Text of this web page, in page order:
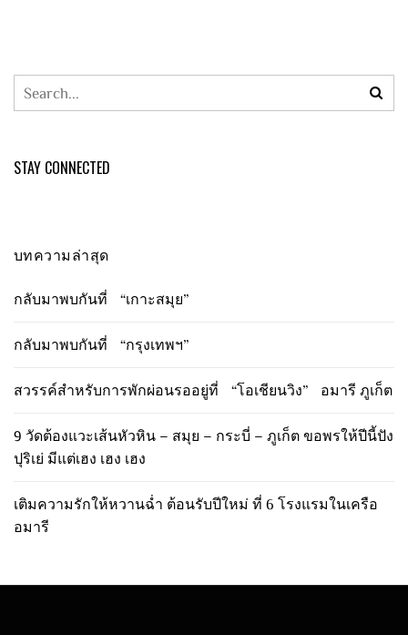
STAY CONNECTED
บทความล่าสุด
กลับมาพบกันที่ “เกาะสมุย”
กลับมาพบกันที่ “กรุงเทพฯ”
สวรรค์สำหรับการพักผ่อนรออยู่ที่ “โอเชียนวิง” อมารี ภูเก็ต
9 วัดต้องแวะเส้นหัวหิน – สมุย – กระบี่ – ภูเก็ต ขอพรให้ปีนี้ปัง
ปุริเย่ มีแต่เฮง เฮง เฮง
เติมความรักให้หวานฉ่ำ ต้อนรับปีใหม่ ที่ 6 โรงแรมในเครือ
อมารี